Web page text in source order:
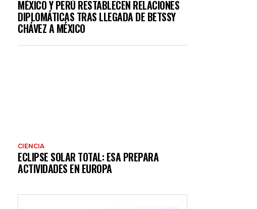
MÉXICO Y PERÚ RESTABLECEN RELACIONES
DIPLOMÁTICAS TRAS LLEGADA DE BETSSY
CHÁVEZ A MÉXICO
CIENCIA
ECLIPSE SOLAR TOTAL: ESA PREPARA
ACTIVIDADES EN EUROPA